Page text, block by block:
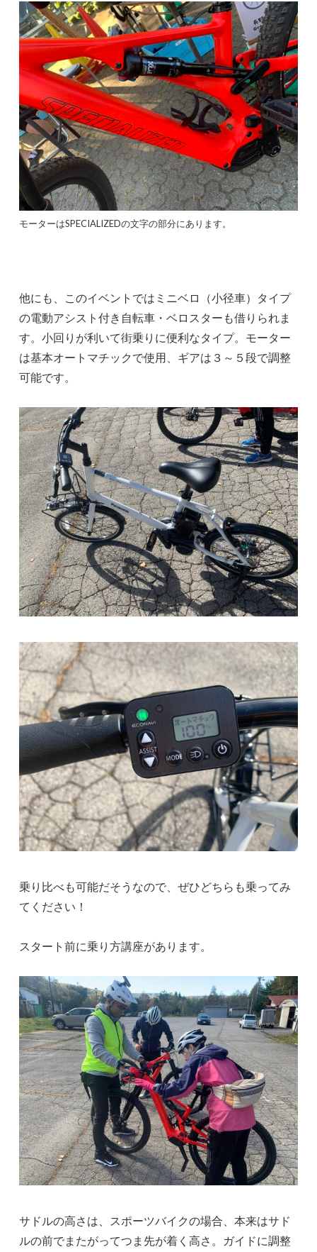
モーターはSPECIALIZEDの文字の部分にあります。
他にも、このイベントではミニベロ（小径車）タイプ
の電動アシスト付き自転車・ベロスターも借りられま
す。小回りが利いて街乗りに便利なタイプ。モーター
は基本オートマチックで使用、ギアは３～５段で調整
可能です。
乗り比べも可能だそうなので、ぜひどちらも乗ってみ
てください！
スタート前に乗り方講座があります。
サドルの高さは、スポーツバイクの場合、本来はサド
ルの前でまたがってつま先が着く高さ。ガイドに調整